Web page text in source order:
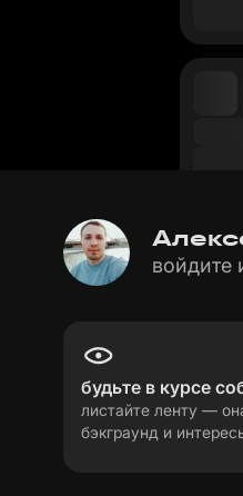
войдите
будьте в курсе
листайте ленту —
бэкграунд и